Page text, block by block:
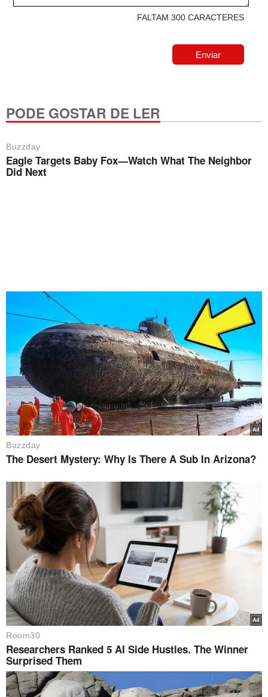
FALTAM 300 CARACTERES